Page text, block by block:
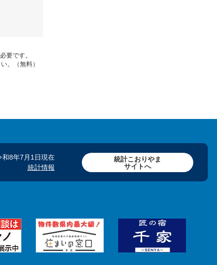
要です。
。（無料）
和8年7月1日現在
統計情報
統計こおりやま
サイトへ